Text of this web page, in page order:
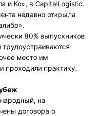
и Ко», в CapitalLogistic.
недавно открыла
80% выпускников
место им
проходили практику.
на
договора о